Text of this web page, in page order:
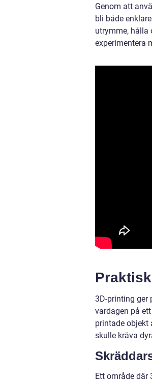
Genom att
bli både
utrymme, hålla
experimentera
3D-printing ger
vardagen på
printade objekt
skulle kräva
Ett område där